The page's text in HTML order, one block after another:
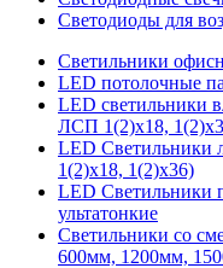
Светодиоды для
Светильники
LED потолочные
LED светильники
ЛСП 1(2)х18,
LED
1(2)х18, 1(2)х36)
LED Светильники
ультатонкие
Светильники со
600мм, 1200мм,